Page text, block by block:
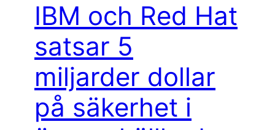
IBM och Red Hat
satsar 5
miljarder dollar
på säkerhet i